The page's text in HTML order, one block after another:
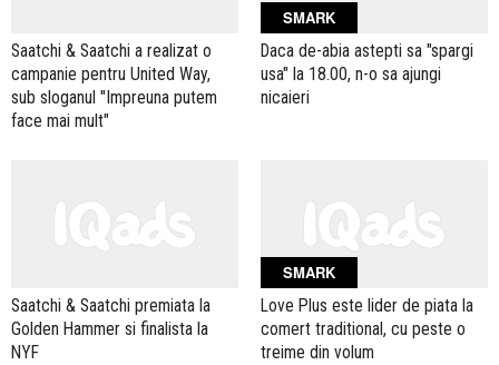
Saatchi & Saatchi a realizat o
campanie pentru United Way,
sub sloganul "Impreuna putem
face mai mult"
SMARK
Daca de-abia astepti sa "spargi
usa" la 18.00, n-o sa ajungi
nicaieri
Saatchi & Saatchi premiata la
Golden Hammer si finalista la
NYF
SMARK
Love Plus este lider de piata la
comert traditional, cu peste o
treime din volum